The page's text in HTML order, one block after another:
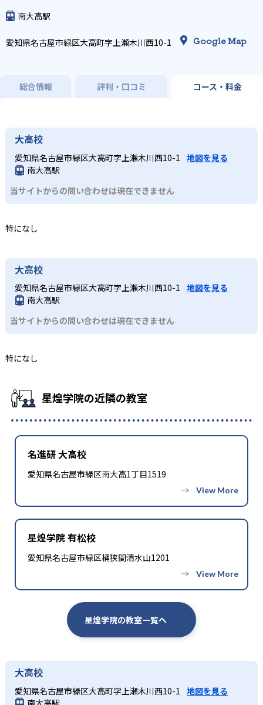
南大高駅
愛知県名古屋市緑区大高町字上瀬木川西10-1 Google Map
総合情報 評判・口コミ コース・料金
大高校
愛知県名古屋市緑区大高町字上瀬木川西10-1 地図を見る
南大高駅
当サイトからの問い合わせは現在できません
特になし
大高校
愛知県名古屋市緑区大高町字上瀬木川西10-1 地図を見る
南大高駅
当サイトからの問い合わせは現在できません
特になし
星煌学院の近隣の教室
名進研 大高校
愛知県名古屋市緑区南大高1丁目1519
星煌学院 有松校
愛知県名古屋市緑区桶狭間清水山1201
星煌学院の教室一覧へ
大高校
愛知県名古屋市緑区大高町字上瀬木川西10-1 地図を見る